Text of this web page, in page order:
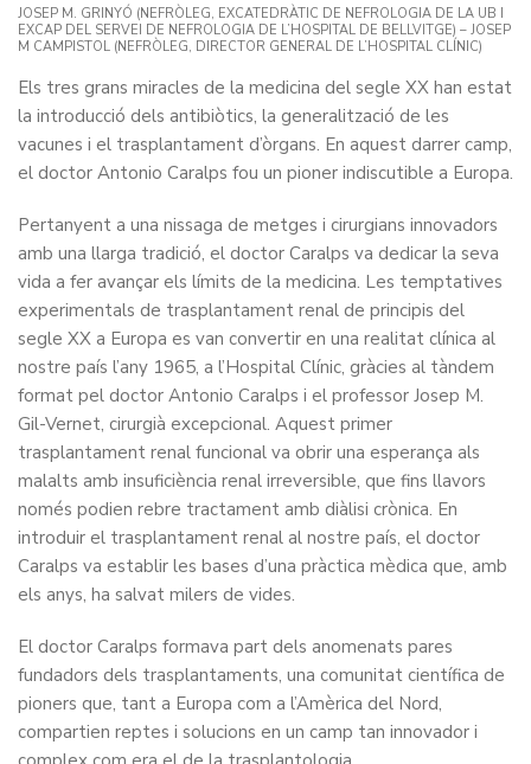
JOSEP M. GRINYÓ (NEFRÒLEG, EXCATEDRÀTIC DE NEFROLOGIA DE LA UB I
EXCAP DEL SERVEI DE NEFROLOGIA DE L’HOSPITAL DE BELLVITGE) – JOSEP
M CAMPISTOL (NEFRÒLEG, DIRECTOR GENERAL DE L’HOSPITAL CLÍNIC)
Els tres grans miracles de la medicina del segle XX han estat
la introducció dels antibiòtics, la generalització de les
vacunes i el trasplantament d’òrgans. En aquest darrer camp,
el doctor Antonio Caralps fou un pioner indiscutible a Europa.
Pertanyent a una nissaga de metges i cirurgians innovadors
amb una llarga tradició, el doctor Caralps va dedicar la seva
vida a fer avançar els límits de la medicina. Les temptatives
experimentals de trasplantament renal de principis del
segle XX a Europa es van convertir en una realitat clínica al
nostre país l’any 1965, a l’Hospital Clínic, gràcies al tàndem
format pel doctor Antonio Caralps i el professor Josep M.
Gil-Vernet, cirurgià excepcional. Aquest primer
trasplantament renal funcional va obrir una esperança als
malalts amb insuficiència renal irreversible, que fins llavors
només podien rebre tractament amb diàlisi crònica. En
introduir el trasplantament renal al nostre país, el doctor
Caralps va establir les bases d’una pràctica mèdica que, amb
els anys, ha salvat milers de vides.
El doctor Caralps formava part dels anomenats pares
fundadors dels trasplantaments, una comunitat científica de
pioners que, tant a Europa com a l’Amèrica del Nord,
compartien reptes i solucions en un camp tan innovador i